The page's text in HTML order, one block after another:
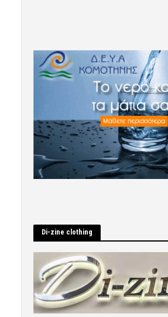
Di-zine clothing